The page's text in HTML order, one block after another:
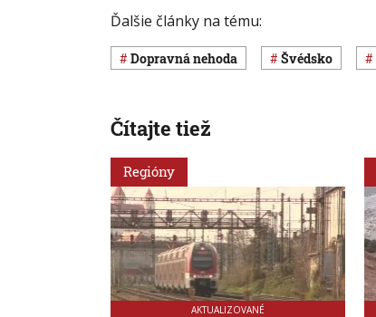
Ďalšie články na tému:
dopravná nehoda Švédsko
Čítajte tiež
Regióny
AKTUALIZOVANÉ